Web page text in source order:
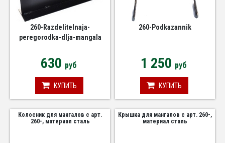
260-Razdelitelnaja-
peregorodka-dlja-mangala
630 руб
КУПИТЬ
260-Podkazannik
1 250 руб
КУПИТЬ
Колосник для мангалов с арт.
260-, материал сталь
Крышка для мангалов с арт. 260-,
материал сталь